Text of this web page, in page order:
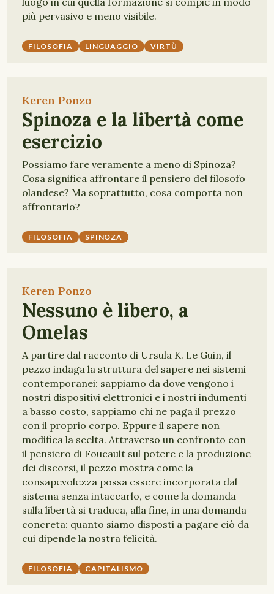
più pervasivo e meno visibile.
FILOSOFIA LINGUAGGIO VIRTÙ
Keren Ponzo
Spinoza e la libertà come
esercizio
Possiamo fare veramente a meno di Spinoza?
Cosa significa affrontare il pensiero del filosofo
olandese? Ma soprattutto, cosa comporta non
affrontarlo?
FILOSOFIA SPINOZA
Keren Ponzo
Nessuno è libero, a
Omelas
A partire dal racconto di Ursula K. Le Guin, il
pezzo indaga la struttura del sapere nei sistemi
contemporanei: sappiamo da dove vengono i
nostri dispositivi elettronici e i nostri indumenti
a basso costo, sappiamo chi ne paga il prezzo
con il proprio corpo. Eppure il sapere non
modifica la scelta. Attraverso un confronto con
il pensiero di Foucault sul potere e la produzione
dei discorsi, il pezzo mostra come la
consapevolezza possa essere incorporata dal
sistema senza intaccarlo, e come la domanda
sulla libertà si traduca, alla fine, in una domanda
concreta: quanto siamo disposti a pagare ciò da
cui dipende la nostra felicità.
FILOSOFIA CAPITALISMO